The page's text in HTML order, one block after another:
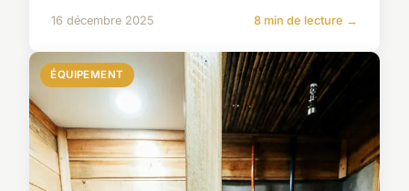
16 décembre 2025 8 min de lecture →
ÉQUIPEMENT